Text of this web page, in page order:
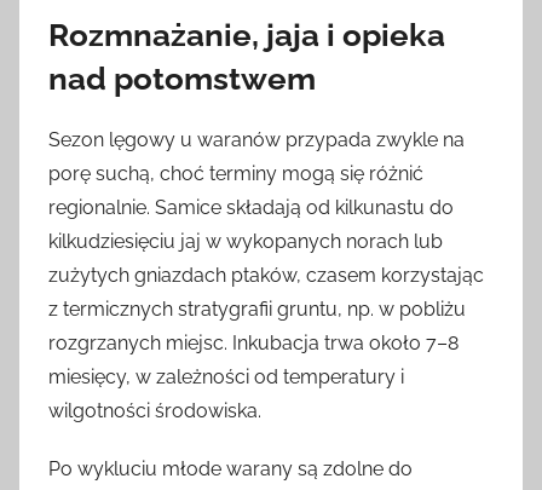
Rozmnażanie, jaja i opieka
nad potomstwem
Sezon lęgowy u waranów przypada zwykle na
porę suchą, choć terminy mogą się różnić
regionalnie. Samice składają od kilkunastu do
kilkudziesięciu jaj w wykopanych norach lub
zużytych gniazdach ptaków, czasem korzystając
z termicznych stratygrafii gruntu, np. w pobliżu
rozgrzanych miejsc. Inkubacja trwa około 7–8
miesięcy, w zależności od temperatury i
wilgotności środowiska.
Po wykluciu młode warany są zdolne do